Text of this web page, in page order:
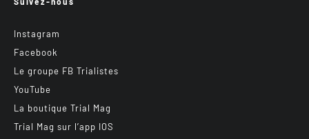
Instagram
Facebook
Le groupe FB Trialistes
YouTube
La boutique Trial Mag
Trial Mag sur l’app IOS